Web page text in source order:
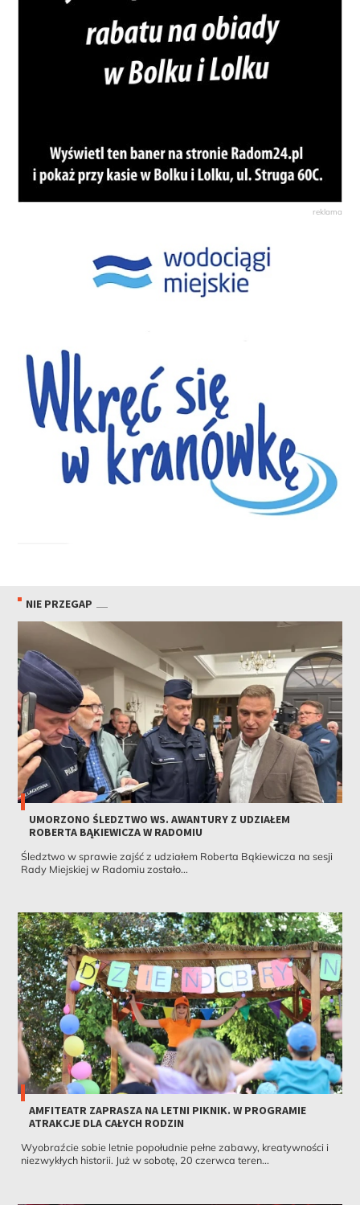
NIE PRZEGAP
UMORZONO ŚLEDZTWO WS. AWANTURY Z UDZIAŁEM
ROBERTA BĄKIEWICZA W RADOMIU
Śledztwo w sprawie zajść z udziałem Roberta Bąkiewicza na sesji
Rady Miejskiej w Radomiu zostało...
AMFITEATR ZAPRASZA NA LETNI PIKNIK. W PROGRAMIE
ATRAKCJE DLA CAŁYCH RODZIN
Wyobraźcie sobie letnie popołudnie pełne zabawy, kreatywności i
niezwykłych historii. Już w sobotę, 20 czerwca teren...